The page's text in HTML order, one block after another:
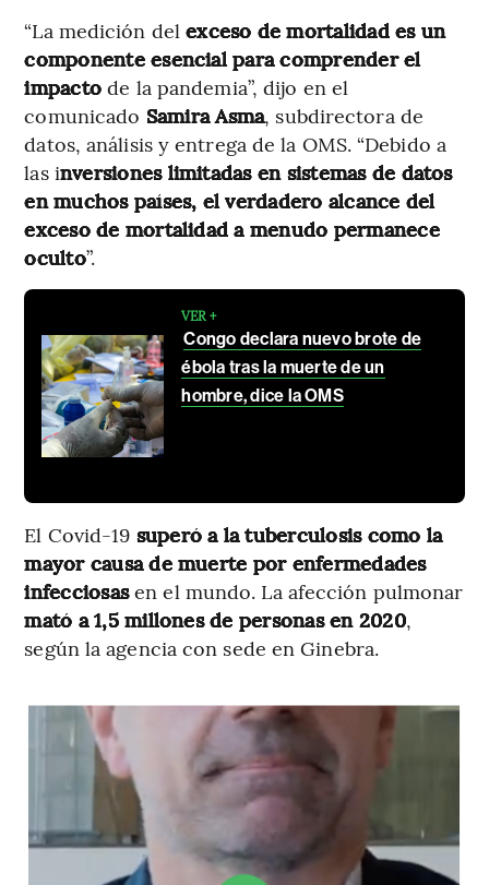
“La medición delexceso de mortalidad es un
componente esencial para comprender el
impactode la pandemia”, dijo en el
comunicado Samira Asma, subdirectora de
datos, análisis y entrega de la OMS. “Debido a
las inversiones limitadas en sistemas de datos
en muchos países, el verdadero alcance del
exceso de mortalidad a menudo permanece
oculto”.
VER +
Congo declara nuevo brote de
ébola tras la muerte de un
hombre, dice la OMS
El Covid-19 superó a la tuberculosis como la
mayor causa de muerte por enfermedades
infecciosasen el mundo. La afección pulmonar
mató a 1,5 millones de personas en 2020,
según la agencia con sede en Ginebra.